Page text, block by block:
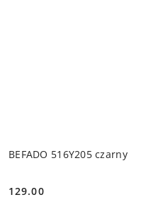
BEFADO 516Y205 czarny
Cena:
129.00